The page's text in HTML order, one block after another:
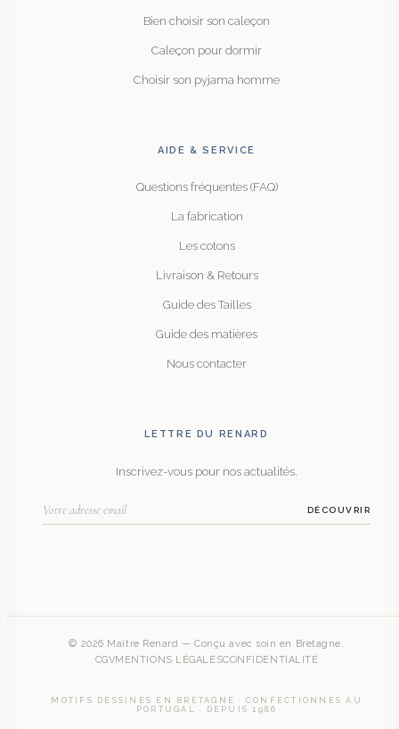
Bien choisir son caleçon
Caleçon pour dormir
Choisir son pyjama homme
AIDE & SERVICE
Questions fréquentes (FAQ)
La fabrication
Les cotons
Livraison & Retours
Guide des Tailles
Guide des matières
Nous contacter
LETTRE DU RENARD
Inscrivez-vous pour nos actualités.
DÉCOUVRIR
© 2026 Maître Renard — Conçu avec soin en Bretagne.
CGVMENTIONS LÉGALESCONFIDENTIALITÉ
MOTIFS DESSINÉS EN BRETAGNE · CONFECTIONNÉS AU
PORTUGAL · DEPUIS 1986